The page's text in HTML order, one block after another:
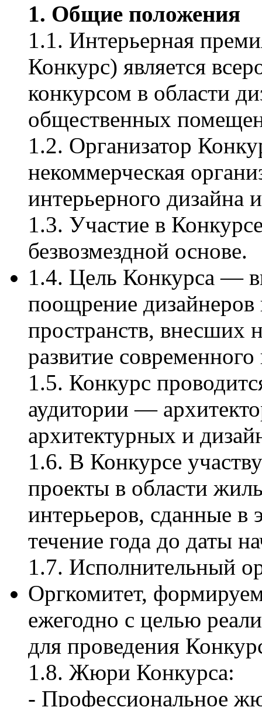
1. Общие положения
1.1. Интерьерная
Конкурс) является
конкурсом в области
общественных
1.2. Организатор
некоммерческая
интерьерного дизайна
1.3. Участие в
безвозмездной основе.
1.4. Цель Конкурса —
поощрение дизайнеров
пространств, внесших
развитие
1.5. Конкурс
аудитории —
архитектурных и
1.6. В Конкурсе
проекты в области
интерьеров, сданные в
течение года до даты
1.7. Исполнительный
Оргкомитет,
ежегодно с целью
для проведения
1.8. Жюри Конкурса:
- Профессиональное